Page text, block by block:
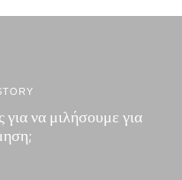
για να μιλήσουμε για